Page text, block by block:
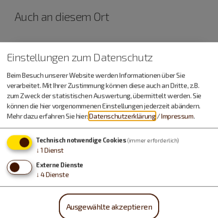
Auch an diesem Ort
Riedenburg
Einstellungen zum Datenschutz
Beim Besuch unserer Website werden Informationen über Sie
verarbeitet. Mit Ihrer Zustimmung können diese auch an Dritte, z.B.
zum Zweck der statistischen Auswertung, übermittelt werden. Sie
können die hier vorgenommenen Einstellungen jederzeit abändern.
Mehr dazu erfahren Sie hier:Datenschutzerklärung /Impressum.
Technisch notwendige Cookies (immer erforderlich)
↓ 1 Dienst
Externe Dienste
↓ 4Dienste
Ausgewählte akzeptieren